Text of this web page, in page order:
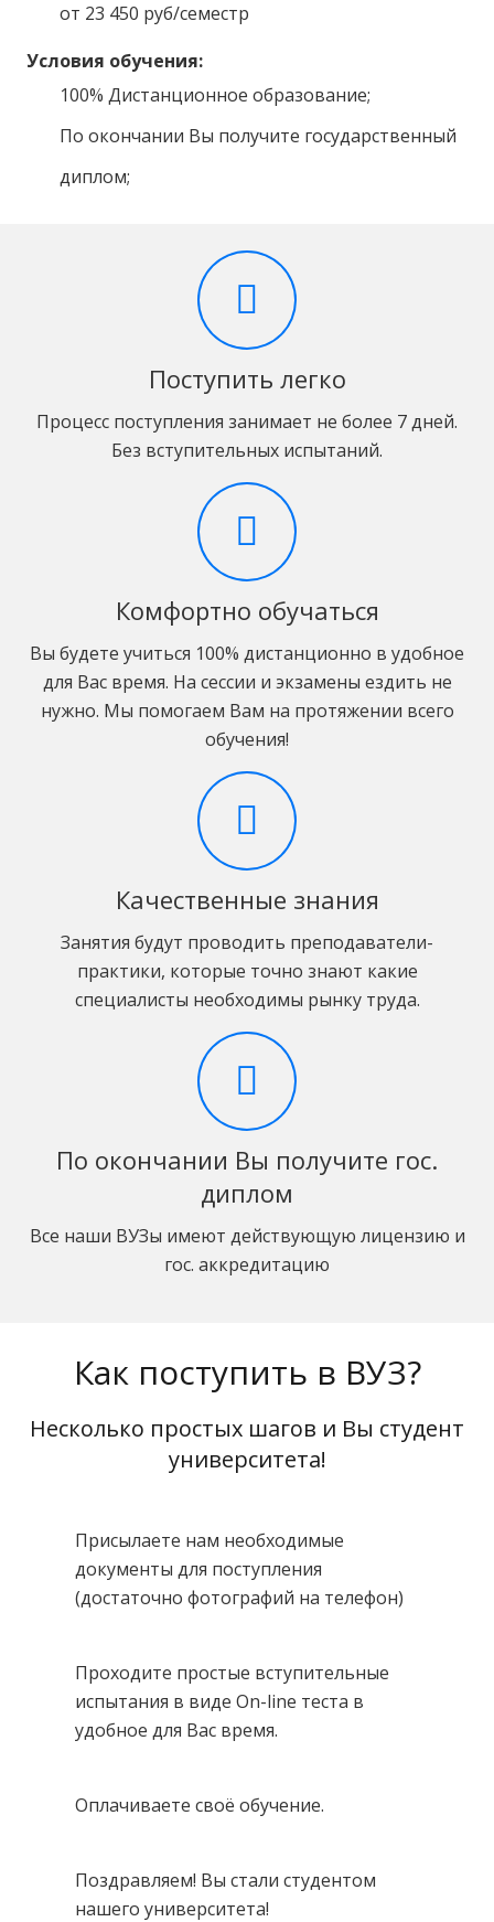
от 23 450 руб/семестр
Условия обучения:
100% Дистанционное образование;
По окончании Вы получите государственный
диплом;
Поступить легко
Процесс поступления занимает не более 7 дней.
Без вступительных испытаний.
Комфортно обучаться
Вы будете учиться 100% дистанционно в удобное
для Вас время. На сессии и экзамены ездить не
нужно. Мы помогаем Вам на протяжении всего
обучения!
Качественные знания
Занятия будут проводить преподаватели-
практики, которые точно знают какие
специалисты необходимы рынку труда.
По окончании Вы получите гос.
диплом
Все наши ВУЗы имеют действующую лицензию и
гос. аккредитацию
Как поступить в ВУЗ?
Несколько простых шагов и Вы студент
университета!
Присылаете нам необходимые
документы для поступления
(достаточно фотографий на телефон)
Проходите простые вступительные
испытания в виде On-line теста в
удобное для Вас время.
Оплачиваете своё обучение.
Поздравляем! Вы стали студентом
нашего университета!